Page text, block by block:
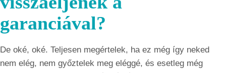
garanciával?
De oké, oké. Teljesen megértelek, ha ez még így neked
nem elég, nem győztelek meg eléggé, és esetleg még